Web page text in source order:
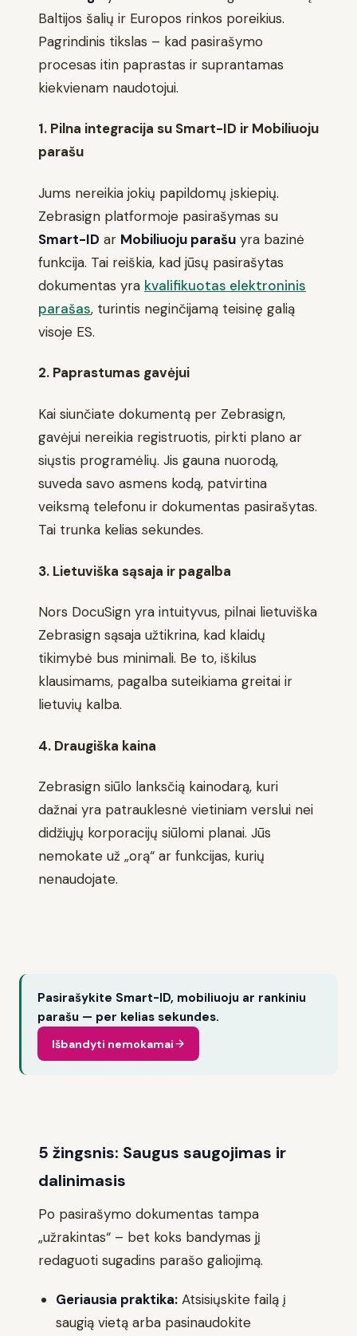
Baltijos šalių ir Europos rinkos poreikius.
Pagrindinis tikslas – kad pasirašymo
procesas itin paprastas ir suprantamas
kiekvienam naudotojui.
1. Pilna integracija su Smart-ID ir Mobiliuoju
parašu
Jums nereikia jokių papildomų įskiepių.
Zebrasign platformoje pasirašymas su
Smart-ID ar Mobiliuoju parašu yra bazinė
funkcija. Tai reiškia, kad jūsų pasirašytas
dokumentas yra kvalifikuotas elektroninis
parašas, turintis neginčijamą teisinę galią
visoje ES.
2. Paprastumas gavėjui
Kai siunčiate dokumentą per Zebrasign,
gavėjui nereikia registruotis, pirkti plano ar
siųstis programėlių. Jis gauna nuorodą,
suveda savo asmens kodą, patvirtina
veiksmą telefonu ir dokumentas pasirašytas.
Tai trunka kelias sekundes.
3. Lietuviška sąsaja ir pagalba
Nors DocuSign yra intuityvus, pilnai lietuviška
Zebrasign sąsaja užtikrina, kad klaidų
tikimybė bus minimali. Be to, iškilus
klausimams, pagalba suteikiama greitai ir
lietuvių kalba.
4. Draugiška kaina
Zebrasign siūlo lanksčią kainodarą, kuri
dažnai yra patrauklesnė vietiniam verslui nei
didžiųjų korporacijų siūlomi planai. Jūs
nemokate už „orą“ ar funkcijas, kurių
nenaudojate.
Pasirašykite Smart-ID, mobiliuoju ar rankiniu
parašu — per kelias sekundes.
Išbandyti nemokamai
5 žingsnis: Saugus saugojimas ir
dalinimasis
Po pasirašymo dokumentas tampa
„užrakintas“ – bet koks bandymas jį
redaguoti sugadins parašo galiojimą.
Geriausia praktika: Atsisiųskite failą į
saugią vietą arba pasinaudokite